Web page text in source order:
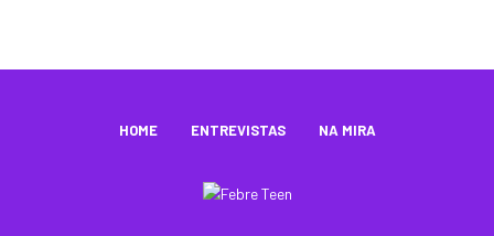
HOME ENTREVISTAS NA MIRA